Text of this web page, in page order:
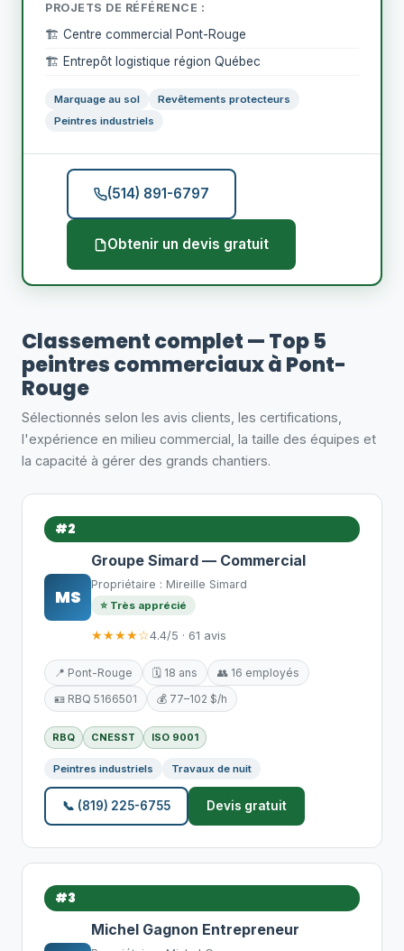
PROJETS DE RÉFÉRENCE :
🏗️ Centre commercial Pont-Rouge
🏗️ Entrepôt logistique région Québec
Marquage au sol
Revêtements protecteurs
Peintres industriels
(514) 891-6797
Obtenir un devis gratuit
Classement complet — Top 5
peintres commerciaux à Pont-
Rouge
Sélectionnés selon les avis clients, les certifications,
l'expérience en milieu commercial, la taille des équipes et
la capacité à gérer des grands chantiers.
#2
MS
Groupe Simard — Commercial
Propriétaire : Mireille Simard
⭐ Très apprécié
★★★★☆4.4/5 · 61 avis
📍 Pont-Rouge 🗓️ 18 ans
👥 16 employés
🪪 RBQ 5166501
💰 77–102 $/h
RBQ CNESST ISO 9001
Peintres industriels Travaux de nuit
📞 (819) 225-6755 Devis gratuit
#3
Michel Gagnon Entrepreneur